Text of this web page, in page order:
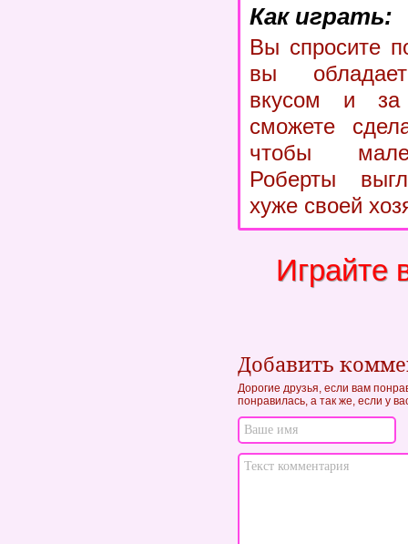
Как играть:
Вы спросите
вы
вкусом и за
сможете
чтобы
Роберты
хуже своей
Играйте
Добавить
Дорогие друзья, если вам
понравилась, а так же, если у